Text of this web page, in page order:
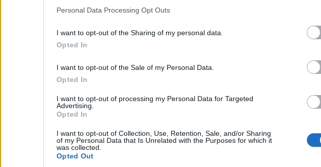
Personal Data Processing Opt Outs
I want to opt-out of the Sharing of my personal data.
Opted In
I want to opt-out of the Sale of my Personal Data.
Opted In
I want to opt-out of processing my Personal Data for Targeted
Advertising.
Opted In
I want to opt-out of Collection, Use, Retention, Sale, and/or Sharing
of my Personal Data that Is Unrelated with the Purposes for which it
was collected.
Opted Out